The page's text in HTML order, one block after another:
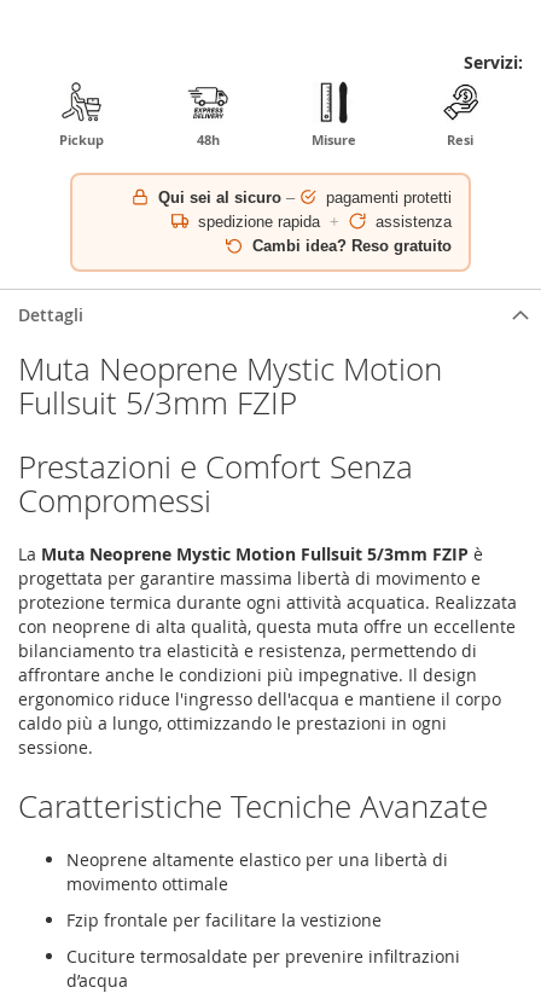
Servizi:
Pickup 48h Misure Resi
Qui sei al sicuro –
pagamenti protetti
spedizione rapida +
assistenza
Cambi idea? Reso gratuito
Dettagli
Muta Neoprene Mystic Motion
Fullsuit 5/3mm FZIP
Prestazioni e Comfort Senza
Compromessi
La Muta Neoprene Mystic Motion Fullsuit 5/3mm FZIP è
progettata per garantire massima libertà di movimento e
protezione termica durante ogni attività acquatica. Realizzata
con neoprene di alta qualità, questa muta offre un eccellente
bilanciamento tra elasticità e resistenza, permettendo di
affrontare anche le condizioni più impegnative. Il design
ergonomico riduce l'ingresso dell'acqua e mantiene il corpo
caldo più a lungo, ottimizzando le prestazioni in ogni
sessione.
Caratteristiche Tecniche Avanzate
Neoprene altamente elastico per una libertà di
movimento ottimale
Fzip frontale per facilitare la vestizione
Cuciture termosaldate per prevenire infiltrazioni
d’acqua